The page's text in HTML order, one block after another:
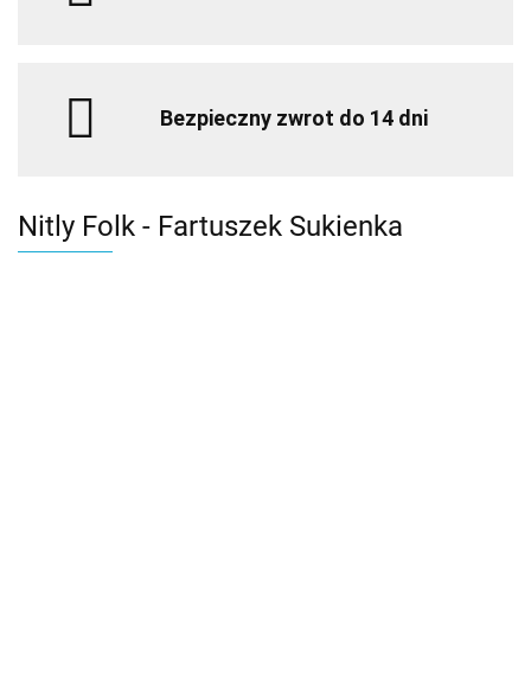
Bezpieczny zwrot do 14 dni
Nitly Folk - Fartuszek Sukienka